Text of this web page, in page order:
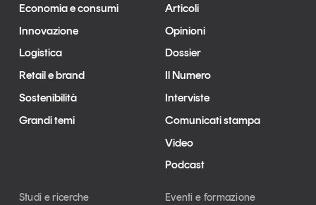
Economia e consumi
Innovazione
Logistica
Retail e brand
Sostenibilità
Grandi temi
Articoli
Opinioni
Dossier
Il Numero
Interviste
Comunicati stampa
Video
Podcast
Studi e ricerche Eventi e formazione